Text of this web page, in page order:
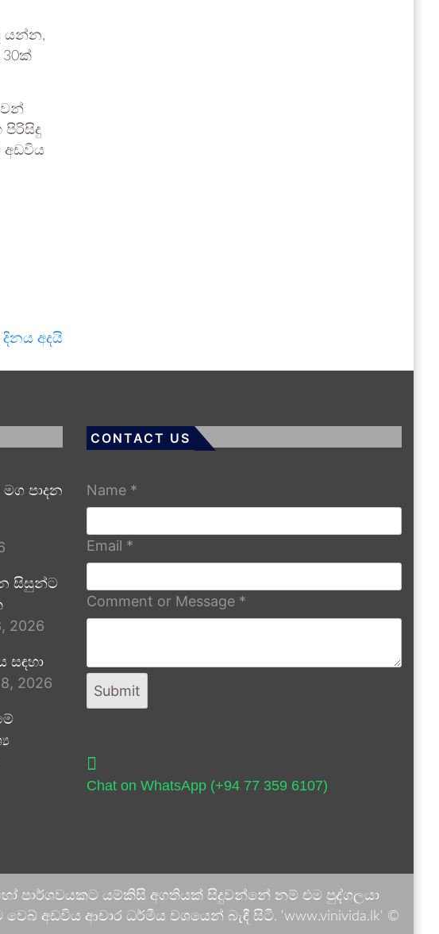
යන්න,
අඩවිය
අදයි
පාදන
සිසුන්ට
2026
සඳහා
2026
CONTACT US
Name *
Email *
Comment or Message *
Submit
Chat on WhatsApp (+94 77 359 6107)
පාර්ශවයකට යම්කිසි අගතියක් සිදුවන්නේ නම් එම පුද්ගලයා
ආචාර ධර්මීය වශයෙන් බැඳී සිටී. 'www.vinivida.lk' ©